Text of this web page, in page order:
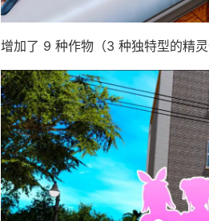
增加了 9 种作物（3 种独特型的精